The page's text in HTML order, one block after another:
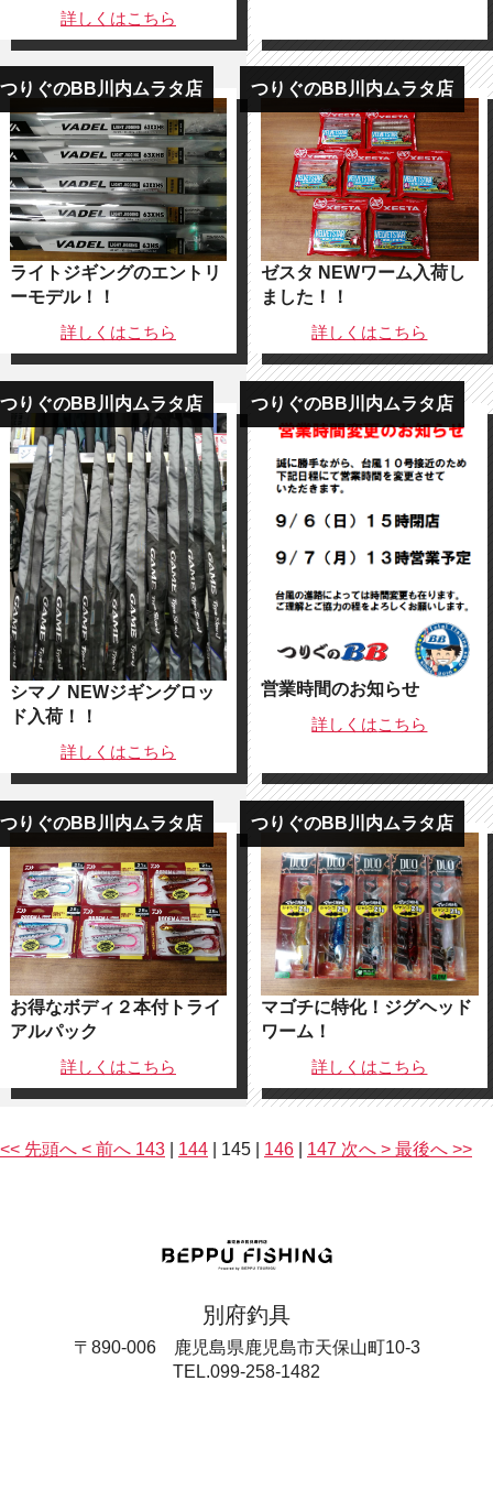
詳しくはこちら
つりぐのBB川内ムラタ店
ライトジギングのエントリ
ーモデル！！
詳しくはこちら
つりぐのBB川内ムラタ店
ゼスタ NEWワーム入荷し
ました！！
詳しくはこちら
つりぐのBB川内ムラタ店
シマノ NEWジギングロッ
ド入荷！！
詳しくはこちら
つりぐのBB川内ムラタ店
営業時間のお知らせ
詳しくはこちら
つりぐのBB川内ムラタ店
お得なボディ２本付トライ
アルパック
詳しくはこちら
つりぐのBB川内ムラタ店
マゴチに特化！ジグヘッド
ワーム！
詳しくはこちら
<< 先頭へ < 前へ 143 144 145 146 147 次へ > 最後へ >>
別府釣具
〒890-006 鹿児島県鹿児島市天保山町10-3
TEL.099-258-1482